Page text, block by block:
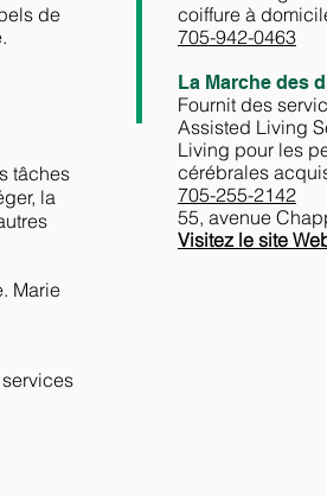
de
tâches
la
Marie
coiffure à
705-942-0463
La Marche des
Fournit des
Assisted Living
Living pour les
cérébrales
705-255-2142
55, avenue
Visitez le site